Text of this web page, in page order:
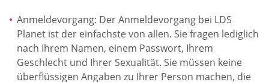
Anmeldevorgang: Der Anmeldevorgang bei LDS
Planet ist der einfachste von allen. Sie fragen lediglich
nach Ihrem Namen, einem Passwort, Ihrem
Geschlecht und Ihrer Sexualität. Sie müssen keine
überflüssigen Angaben zu Ihrer Person machen, die